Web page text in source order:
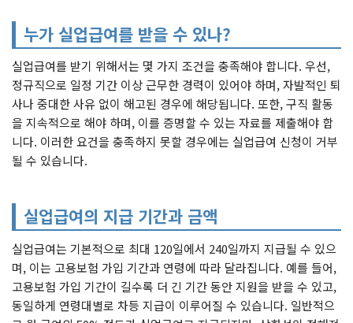
누가 실업급여를 받을 수 있나?
실업급여를 받기 위해서는 몇 가지 조건을 충족해야 합니다. 우선,
정규직으로 일정 기간 이상 근무한 경력이 있어야 하며, 자발적인 퇴
사나 중대한 사유 없이 해고된 경우에 해당됩니다. 또한, 구직 활동
을 지속적으로 해야 하며, 이를 증명할 수 있는 자료를 제출해야 합
니다. 이러한 요건을 충족하지 못할 경우에는 실업급여 신청이 거부
될 수 있습니다.
실업급여의 지급 기간과 금액
실업급여는 기본적으로 최대 120일에서 240일까지 지급될 수 있으
며, 이는 고용보험 가입 기간과 연령에 따라 달라집니다. 예를 들어,
고용보험 가입 기간이 길수록 더 긴 기간 동안 지원을 받을 수 있고,
동일하게 연령대별로 차등 지급이 이루어질 수 있습니다. 일반적으